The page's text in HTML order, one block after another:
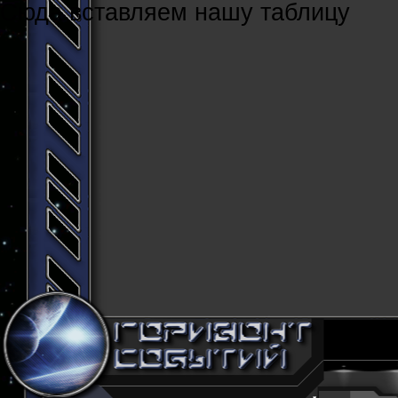
Cюда вставляем нашу таблицу